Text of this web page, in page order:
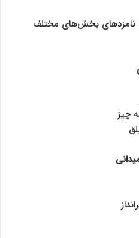
نامزدهای بخش‌های مختلف